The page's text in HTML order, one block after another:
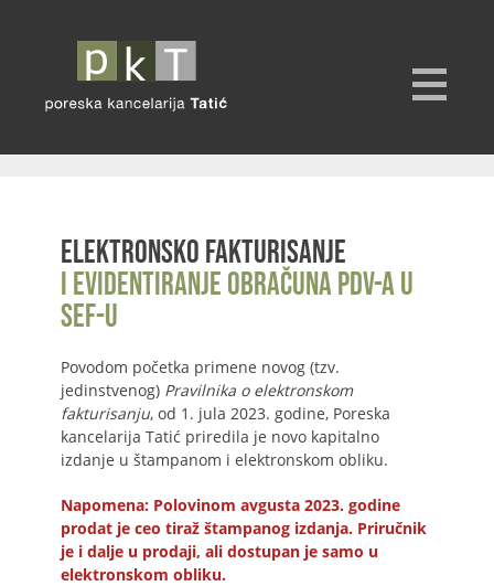
Elektronsko fakturisanje
i evidentiranje obračuna PDV-a u
SEF-u
Povodom početka primene novog (tzv.
jedinstvenog) Pravilnika o elektronskom
fakturisanju, od 1. jula 2023. godine, Poreska
kancelarija Tatić priredila je novo kapitalno
izdanje u štampanom i elektronskom obliku.
Napomena: Polovinom avgusta 2023. godine
prodat je ceo tiraž štampanog izdanja. Priručnik
je i dalje u prodaji, ali dostupan je samo u
elektronskom obliku.